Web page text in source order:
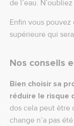
de l’eau.
Enfin vous
supérieure qui
Nos conseils
Bien choisir sa
réduire le risque
dos cela peut être
change n’a pas